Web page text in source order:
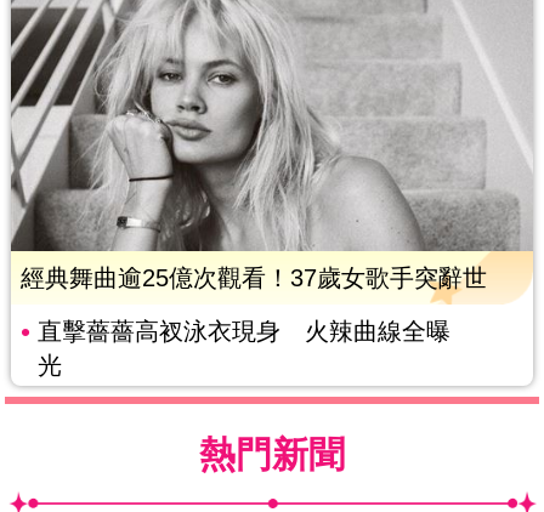
經典舞曲逾25億次觀看！37歲女歌手突辭世
直擊薔薔高衩泳衣現身 火辣曲線全曝
光
熱門新聞